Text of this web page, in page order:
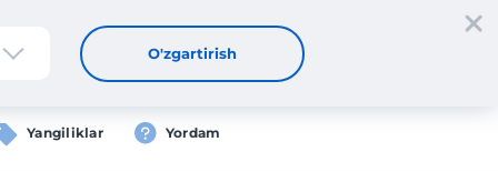
oʻtish Kirish UZ
Yangiliklar Yordam
O'zgartirish